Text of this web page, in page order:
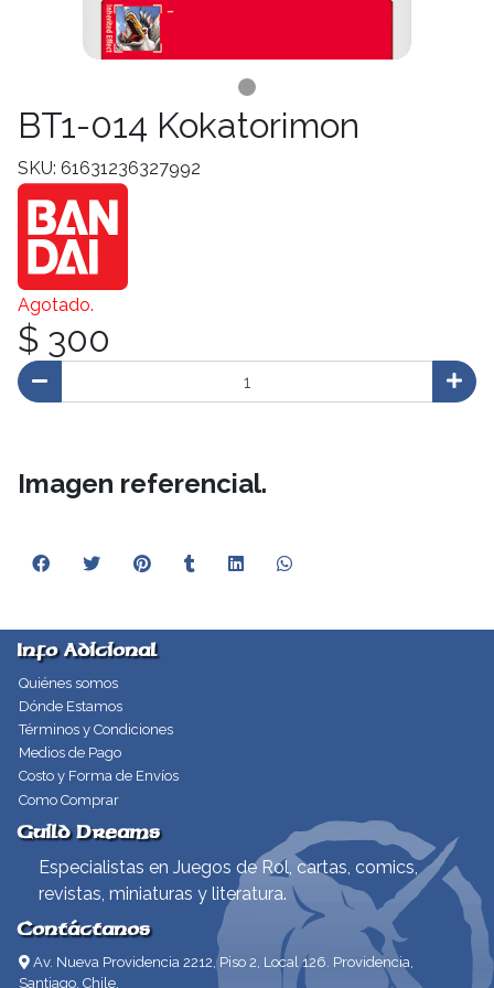
BT1-014 Kokatorimon
SKU: 61631236327992
Agotado.
$ 300
Imagen referencial.
Info Adicional
Quiénes somos
Dónde Estamos
Términos y Condiciones
Medios de Pago
Costo y Forma de Envíos
Como Comprar
Guild Dreams
Especialistas en Juegos de Rol, cartas, comics,
revistas, miniaturas y literatura.
Contáctanos
Av. Nueva Providencia 2212, Piso 2, Local 126. Providencia,
Santiago, Chile.